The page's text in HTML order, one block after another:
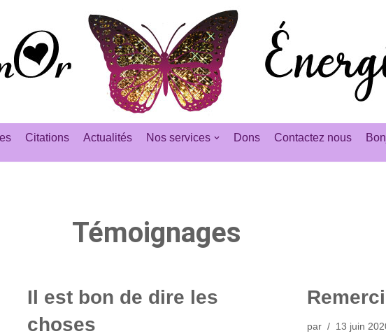
Citations Actualités Nos services Dons Contactez nous
Témoignages
Il est bon de dire les
choses
par 13 juin